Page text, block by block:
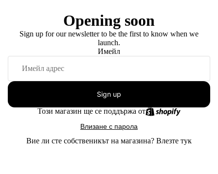
Opening soon
Sign up for our newsletter to be the first to know when we
launch.
Имейл
Sign up
Този магазин ще се поддържа от
Влизане с парола
Вие ли сте собственикът на магазина? Влезте тук